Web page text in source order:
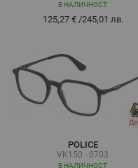
В НАЛИЧНОСТ
125,27 €/245,01 лв.
POLICE
VK150 - 0703
В НАЛИЧНОСТ